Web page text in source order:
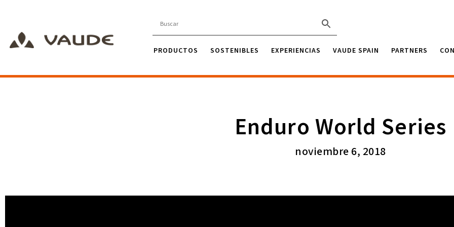
PRODUCTOS SOSTENIBLES EXPERIENCIAS VAUDE SPAIN PARTNERS
Enduro World Series
noviembre 6, 2018